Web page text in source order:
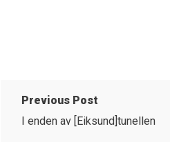
Previous Post
I enden av [Eiksund]tunellen